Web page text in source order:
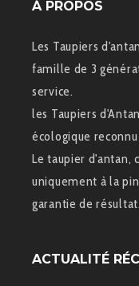
Á PROPOS
Les Taupiers
famille de 3
service.
les Taupiers
écologique
Le taupier d'antan,
uniquement à la
garantie de résultat.
ACTUALITÉ